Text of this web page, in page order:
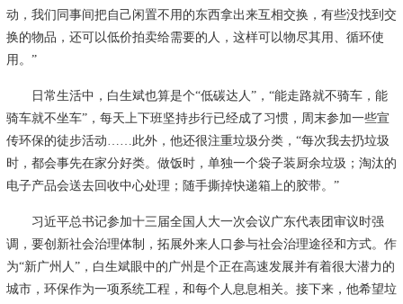
动，我们同事间把自己闲置不用的东西拿出来互相交换，有些没找到交
换的物品，还可以低价拍卖给需要的人，这样可以物尽其用、循环使
用。”
日常生活中，白生斌也算是个“低碳达人”，“能走路就不骑车，能
骑车就不坐车”，每天上下班坚持步行已经成了习惯，周末参加一些宣
传环保的徒步活动……此外，他还很注重垃圾分类，“每次我去扔垃圾
时，都会事先在家分好类。做饭时，单独一个袋子装厨余垃圾；淘汰的
电子产品会送去回收中心处理；随手撕掉快递箱上的胶带。”
习近平总书记参加十三届全国人大一次会议广东代表团审议时强
调，要创新社会治理体制，拓展外来人口参与社会治理途径和方式。作
为“新广州人”，白生斌眼中的广州是个正在高速发展并有着很大潜力的
城市，环保作为一项系统工程，和每个人息息相关。接下来，他希望垃